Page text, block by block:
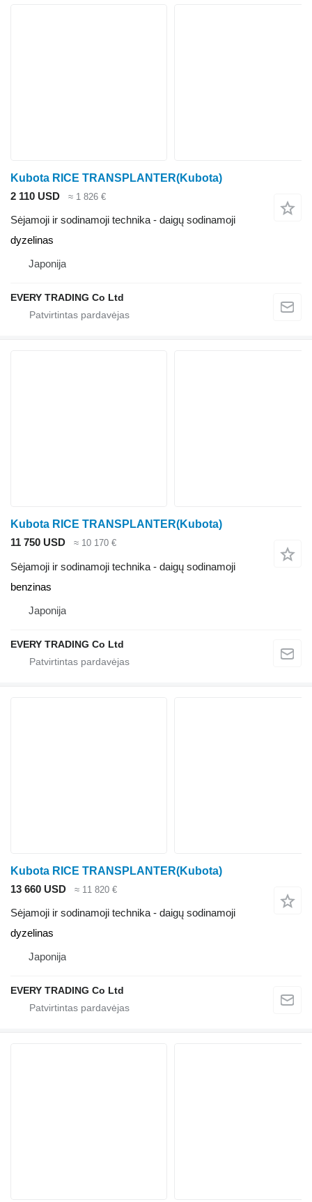
Kubota RICE TRANSPLANTER(Kubota)
2 110 USD
≈ 1 826 €
Sėjamoji ir sodinamoji technika - daigų sodinamoji
dyzelinas
Japonija
EVERY TRADING Co Ltd
Kubota RICE TRANSPLANTER(Kubota)
11 750 USD
≈ 10 170 €
Sėjamoji ir sodinamoji technika - daigų sodinamoji
benzinas
Japonija
EVERY TRADING Co Ltd
Kubota RICE TRANSPLANTER(Kubota)
13 660 USD
≈ 11 820 €
Sėjamoji ir sodinamoji technika - daigų sodinamoji
dyzelinas
Japonija
EVERY TRADING Co Ltd